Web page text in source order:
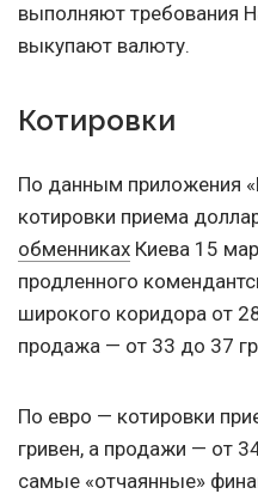
выполняют требования
выкупают валюту.
Котировки
По данным приложения
котировки приема
обменниках Киева 15
продленного
широкого коридора от
продажа — от 33 до 37
По евро — котировки
гривен, а продажи — от
самые «отчаянные»